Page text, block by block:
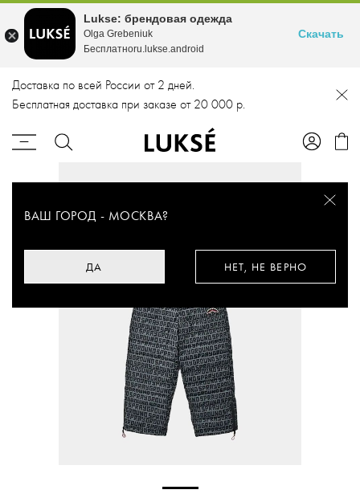
Доставка по всей России от 2 дней.
Бесплатная доставка при заказе от 20 000 р.
ВАШ ГОРОД - МОСКВА?
ДА НЕТ, НЕ ВЕРНО
Lukse: брендовая одежда
Olga Grebeniuk
Бесплатноru.lukse.android
Скачать